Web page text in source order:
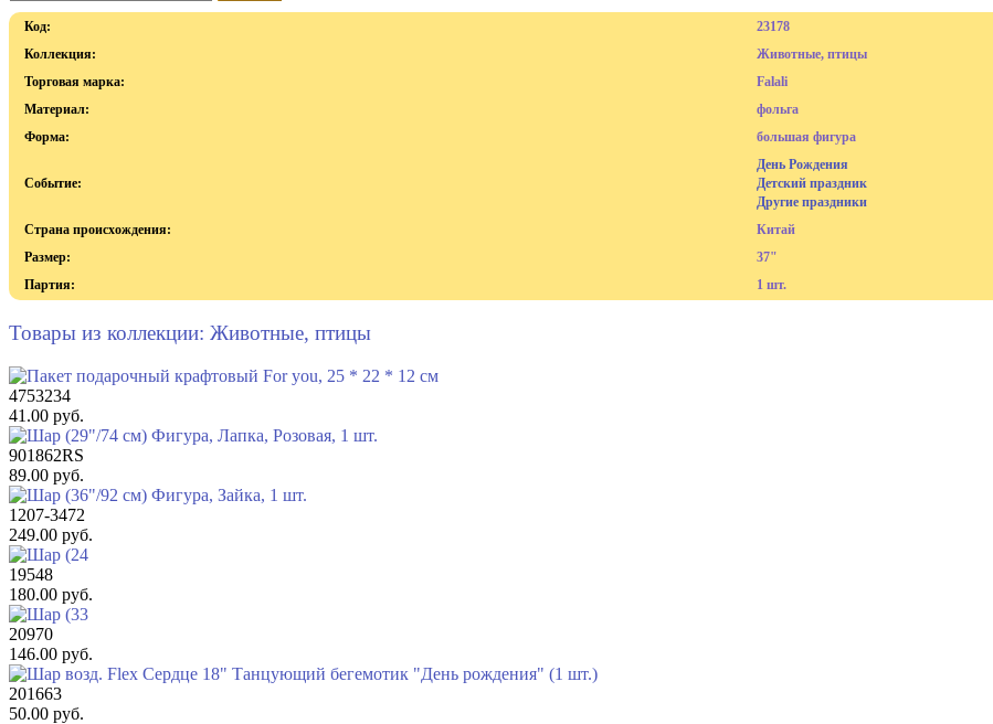
Код:
23178
Коллекция:
Животные, птицы
Торговая марка:
Falali
Материал:
фольга
Форма:
большая фигура
Событие:
День Рождения
Детский праздник
Другие праздники
Страна происхождения:
Китай
Размер:
37"
Партия:
1 шт.
Товары из коллекции: Животные, птицы
4753234
41.00 руб.
901862RS
89.00 руб.
1207-3472
249.00 руб.
19548
180.00 руб.
20970
146.00 руб.
201663
50.00 руб.